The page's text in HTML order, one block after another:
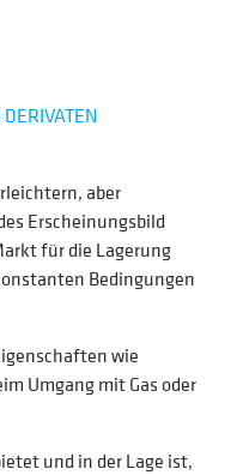
aber
Erscheinungsbild
für die Lagerung
Bedingungen
wie
Umgang mit Gas oder
und in der Lage ist,